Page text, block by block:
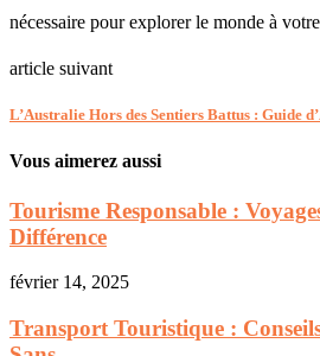
nécessaire pour explorer le monde à
article suivant
L’Australie Hors des Sentiers Battus : Guide
Vous aimerez aussi
Tourisme Responsable :
Différence
février 14, 2025
Transport Touristique :